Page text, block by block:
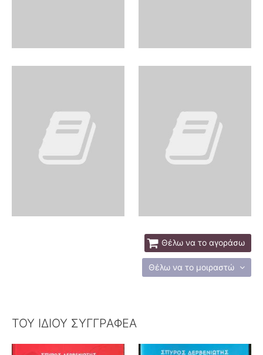
Θέλω να το αγοράσω
Θέλω να το μοιραστώ
ΤΟΥ ΙΔΙΟΥ ΣΥΓΓΡΑΦΕΑ